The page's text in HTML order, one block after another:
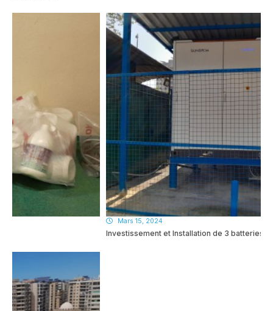
Mars 15, 2024
Investissement et Installation de 3 batteries…